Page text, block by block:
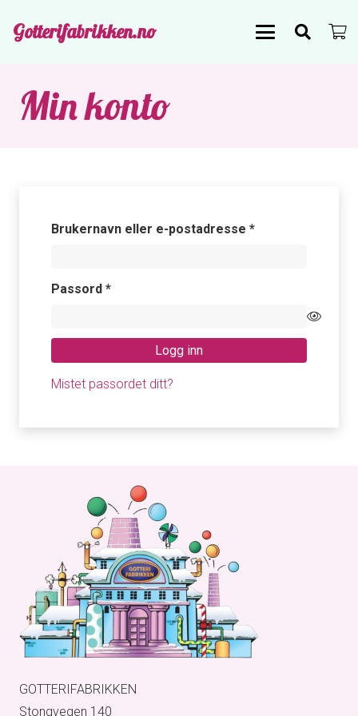
Gotterifabrikken.no
Min konto
Brukernavn eller e-postadresse *Påkrevd
Passord *Påkrevd
Logg inn
Mistet passordet ditt?
GOTTERIFABRIKKEN
Stongvegen 140